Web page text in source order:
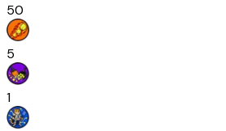
50
5
1